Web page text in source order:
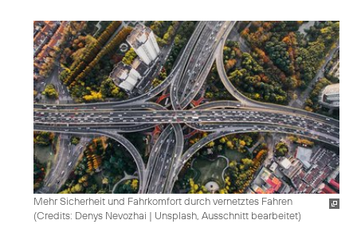
Mehr Sicherheit und Fahrkomfort durch vernetztes Fahren
(Credits: Denys Nevozhai | Unsplash, Ausschnitt bearbeitet)